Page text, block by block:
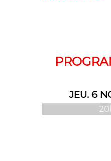
JEU. 6